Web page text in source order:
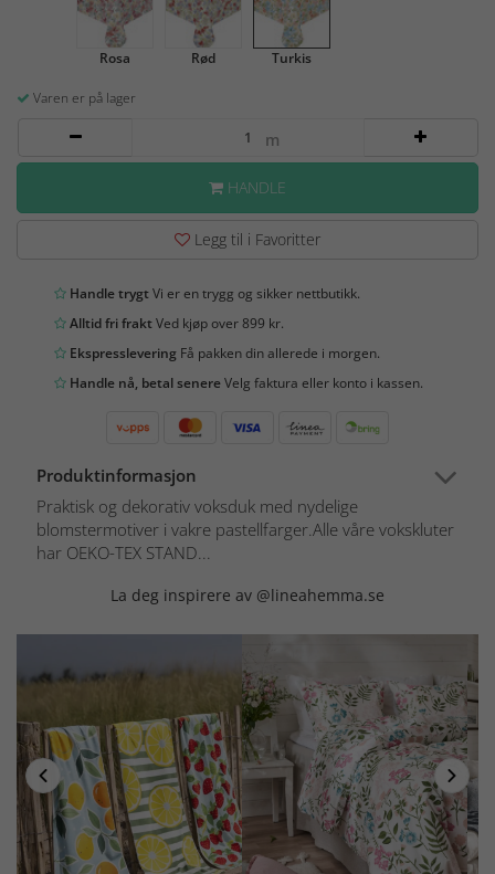
Rosa Rød Turkis
Varen er på lager
m
HANDLE
Legg til i Favoritter
Handle trygtVi er en trygg og sikker nettbutikk.
Alltid fri fraktVed kjøp over 899 kr.
Ekspresslevering Få pakken din allerede i morgen.
Handle nå, betal senereVelg faktura eller konto i kassen.
Produktinformasjon
Praktisk og dekorativ voksduk med nydelige
blomstermotiver i vakre pastellfarger.Alle våre vokskluter
har OEKO-TEX STAND...
La deg inspirere av @lineahemma.se